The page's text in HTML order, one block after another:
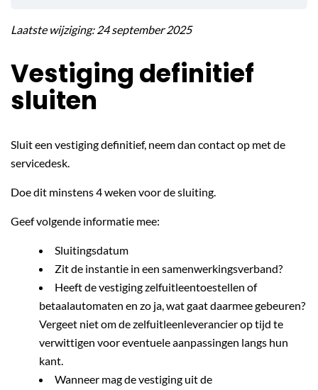
Laatste wijziging: 24 september 2025
Vestiging definitief
sluiten
Sluit een vestiging definitief, neem dan contact op met de
servicedesk.
Doe dit minstens 4 weken voor de sluiting.
Geef volgende informatie mee:
Sluitingsdatum
Zit de instantie in een samenwerkingsverband?
Heeft de vestiging zelfuitleentoestellen of
betaalautomaten en zo ja, wat gaat daarmee gebeuren?
Vergeet niet om de zelfuitleenleverancier op tijd te
verwittigen voor eventuele aanpassingen langs hun
kant.
Wanneer mag de vestiging uit de